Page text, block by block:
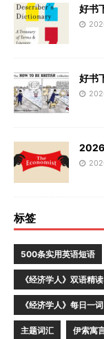
好书
好书
2026
标签
500条实用英语短语
《经济学人》双语精读
《经济学人》每日一词
主题词汇 伊索寓